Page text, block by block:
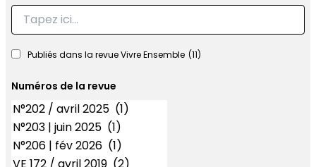
Recherche
Publiés dans la revue Vivre Ensemble (11)
Numéros de la revue
Numéros